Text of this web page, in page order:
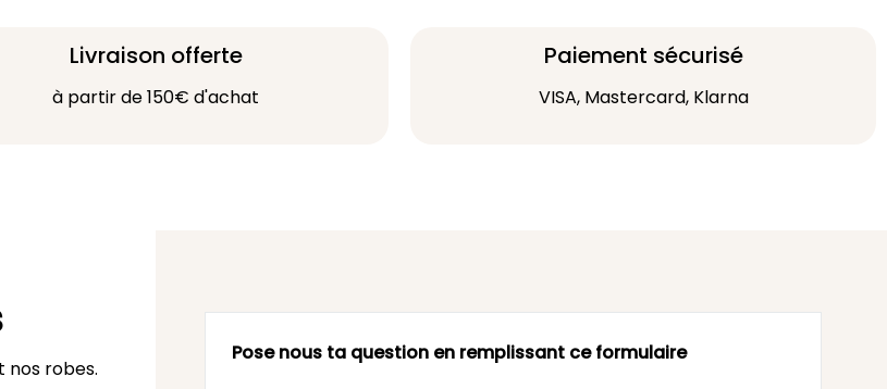
Livraison offerte
à partir de 150€ d'achat
Paiement sécurisé
VISA, Mastercard, Klarna
nos robes.
Pose nous ta question en remplissant ce formulaire